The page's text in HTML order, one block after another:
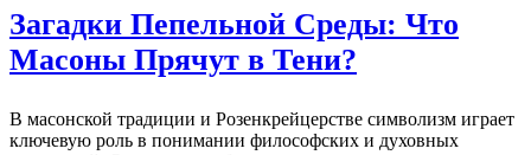
Загадки Пепельной Среды: Что
Масоны Прячут в Тени?
В масонской традиции и Розенкрейцерстве символизм играет
ключевую роль в понимании философских и духовных